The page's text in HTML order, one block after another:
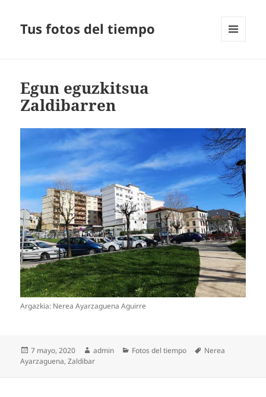
Tus fotos del tiempo
Egun eguzkitsua
Zaldibarren
Argazkia: Nerea Ayarzaguena Aguirre
Publicado
el
7 mayo, 2020 Autor
admin Categorías
Fotos del tiempo Etiquetas
Nerea
Ayarzaguena,Zaldibar